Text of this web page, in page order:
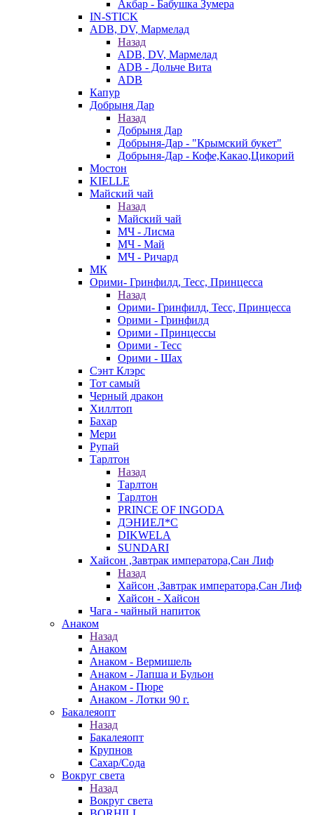
Акбар - Бабушка Зумера
IN-STICK
ADB, DV, Мармелад
Назад
ADB, DV, Мармелад
ADB - Дольче Вита
ADB
Капур
Добрыня Дар
Назад
Добрыня Дар
Добрыня-Дар - "Крымский букет"
Добрыня-Дар - Кофе,Какао,Цикорий
Мостон
KIELLE
Майский чай
Назад
Майский чай
МЧ - Лисма
МЧ - Май
МЧ - Ричард
МК
Орими- Гринфилд, Тесс, Принцесса
Назад
Орими- Гринфилд, Тесс, Принцесса
Орими - Гринфилд
Орими - Принцессы
Орими - Тесс
Орими - Шах
Сэнт Клэрс
Тот самый
Черный дракон
Хиллтоп
Бахар
Мери
Рупай
Тарлтон
Назад
Тарлтон
Тарлтон
PRINCE OF INGODA
ДЭНИЕЛ*С
DIKWELA
SUNDARI
Хайсон ,Завтрак императора,Сан Лиф
Назад
Хайсон ,Завтрак императора,Сан Лиф
Хайсон - Хайсон
Чага - чайный напиток
Анаком
Назад
Анаком
Анаком - Вермишель
Анаком - Лапша и Бульон
Анаком - Пюре
Анаком - Лотки 90 г.
Бакалеяопт
Назад
Бакалеяопт
Крупнов
Сахар/Сода
Вокруг света
Назад
Вокруг света